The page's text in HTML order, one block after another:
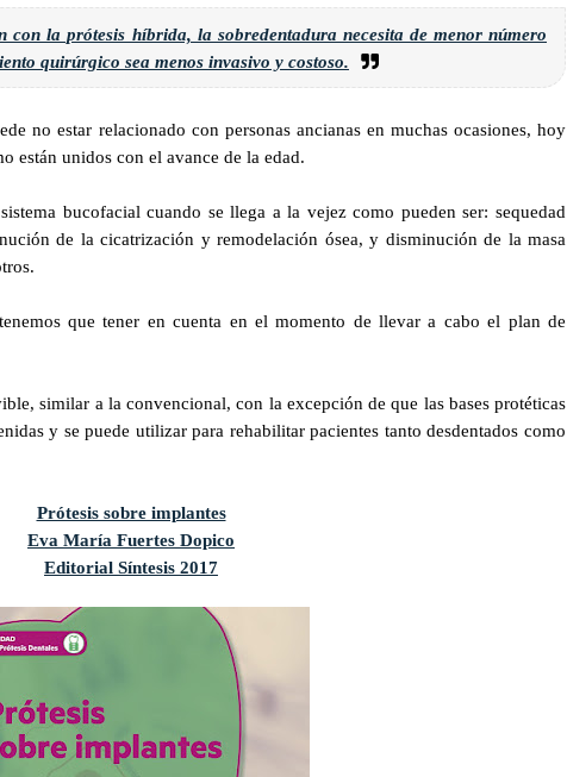
con la prótesis híbrida, la sobredentadura necesita de menor número
quirúrgico sea menos invasivo y costoso.
no estar relacionado con personas ancianas en muchas ocasiones, hoy
están unidos con el avance de la edad.
bucofacial cuando se llega a la vejez como pueden ser: sequedad
de la cicatrización y remodelación ósea, y disminución de la masa
que tener en cuenta en el momento de llevar a cabo el plan de
similar a la convencional, con la excepción de que las bases protéticas
y se puede utilizar para rehabilitar pacientes tanto desdentados como
Prótesis sobre implantes
Eva María Fuertes Dopico
Editorial Síntesis 2017